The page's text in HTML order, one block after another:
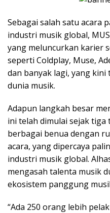
Sebagai salah satu acara
industri musik global,
yang meluncurkan karier
seperti Coldplay, Muse,
dan banyak lagi, yang
dunia musik.
Adapun langkah besar
ini telah dimulai sejak
berbagai benua dengan
acara, yang dipercaya
industri musik global.
mengasah talenta musik
ekosistem panggung
“Ada 250 orang lebih